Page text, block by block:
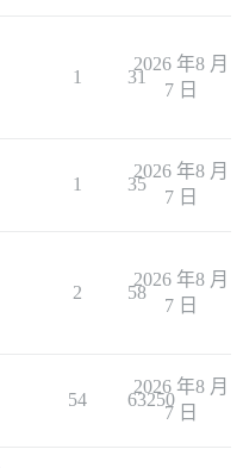
1 31
2026 年8 月
7 日
1 35
2026 年8 月
7 日
2 58
2026 年8 月
7 日
54 63250
2026 年8 月
7 日